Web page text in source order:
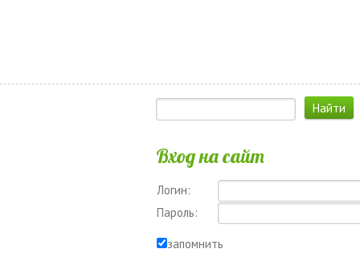
Вход на сайт
Логин:
Пароль:
запомнить